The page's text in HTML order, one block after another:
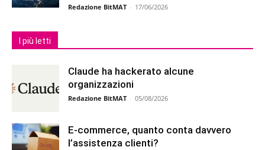
Redazione BitMAT - 17/06/2026
I più letti
Claude ha hackerato alcune
organizzazioni
Redazione BitMAT - 05/08/2026
E-commerce, quanto conta davvero
l’assistenza clienti?